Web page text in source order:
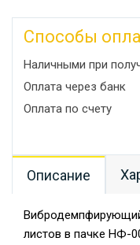
Способы
Наличными при
Оплата через банк
Оплата по счету
Описание
листов в пачке НФ-